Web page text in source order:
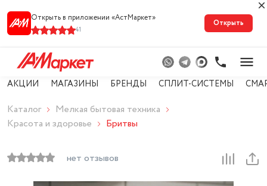
Открыть в приложении «АстМарке‪т‬»
41
Открыть
АКЦИИ МАГАЗИНЫ БРЕНДЫ СПЛИТ-СИСТЕМЫ
Каталог
Мелкая бытовая техника
Красота и здоровье
Бритвы
нет отзывов